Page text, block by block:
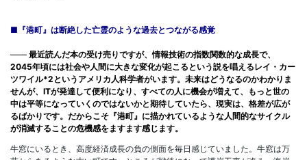
■『港町』は断絶した亡霊のような過去とつながる感覚
―― 最近読んだ本の受け売りですが、情報技術の指数関数的な成長で、
2045年頃には社会や人間に大きな変化が起こるという説を唱えるレイ・カー
ツワイル*2というアメリカ人科学者がいます。未来はどうなるのかわかりま
せんが、ITが発達して便利になり、すべての人に機会が増えて、もっと世の
中は平等になっていくのではないかと期待していたら、現実は、格差が広が
るばかりです。だからこそ『港町』に描かれているような人間的なサイクル
が消滅することの危機感をますます感じます。
牛窓にいるとき、高度経済成長の負の側面を毎日感じていました。牛窓は万